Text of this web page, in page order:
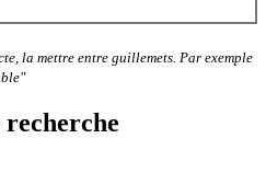
la mettre entre guillemets. Par exemple
recherche